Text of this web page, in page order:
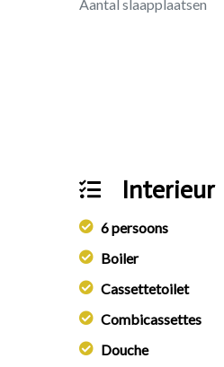
Aantal slaapplaatsen
Interieur
6 persoons
Boiler
Cassettetoilet
Combicassettes
Douche